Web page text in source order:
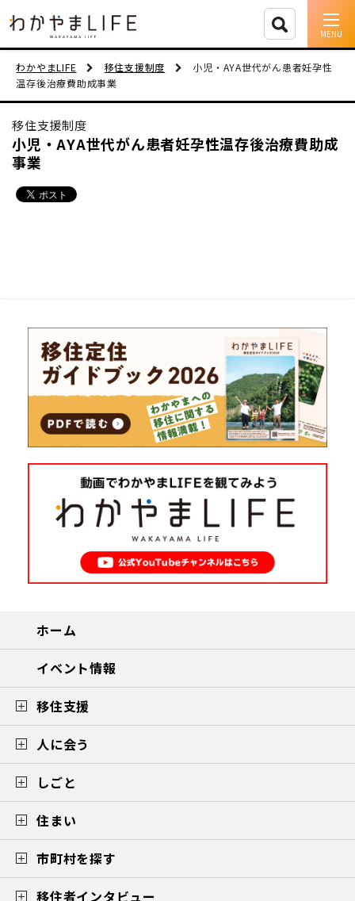
イベント情報
移住支援
人に会う
動画
地域おこし協力隊
わかやまLIFE 移住支援制度
小児・AYA世代がん患者妊孕性
温存後治療費助成事業
移住支援制度
小児・AYA世代がん患者妊孕性温存後治療費助成
事業
ホーム
イベント情報
移住支援
人に会う
しごと
住まい
市町村を探す
移住者インタビュー